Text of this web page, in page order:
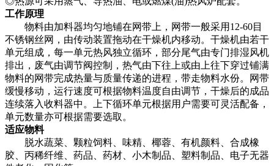
工作原理
物料由加料器均匀地铺在网带上，网带一般采用12-60目
不锈钢丝网，由传动装置拖动在干燥机内移动。干燥机由若干
单元组成，每一单元热风独立循环，部分尾气由专门排湿风机
排出，废气由调节阀控制，热气由下往上或由上往下穿过铺满
物料的网带完成热量与质量传递的进程，带走物料水份。网带
缓慢移动，运行速度可根据物料温度自由调节，干燥后的成品
连续落入收料器中。上下循环单元根据用户需要可灵活配备，
单元数量亦可根据需要选取。
适应物料
脱水蔬菜、颗粒饲料、味精、椰蓉、有机颜料、合成橡
胶、丙稀纤维、药品、药材、小木制品、塑料制品、电子无器